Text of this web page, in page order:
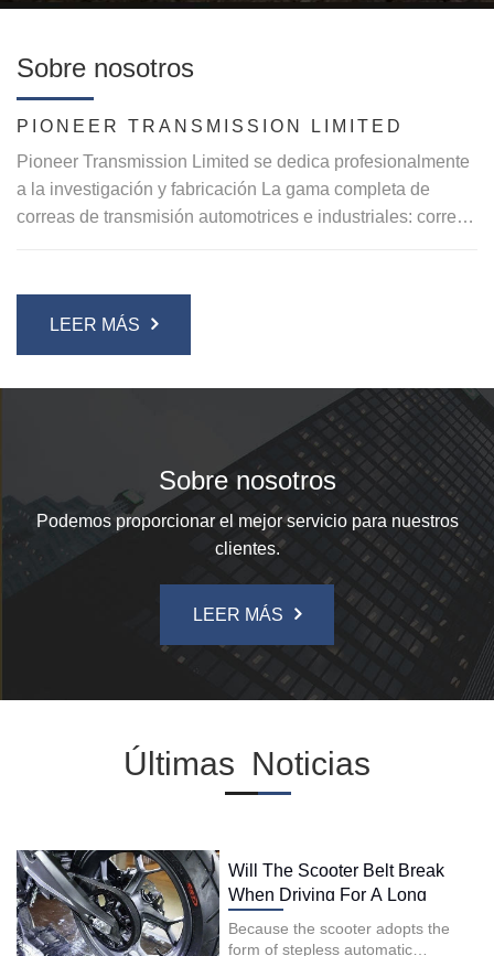
Sobre nosotros
PIONEER TRANSMISSION LIMITED
Pioneer Transmission Limited se dedica profesionalmente
a la investigación y fabricación La gama completa de
correas de transmisión automotrices e industriales: correas
La compañía tiene 20 años de experiencia en diseño y
desarrollo, centrándose en la alta calidad y el suministro
de correas de transmisión de potencia de valor de grado!
LEER MÁS
Sobre nosotros
Podemos proporcionar el mejor servicio para nuestros
clientes.
LEER MÁS
Últimas Noticias
Will The Scooter Belt Break
When Driving For A Long
Distance?
Because the scooter adopts the
form of stepless automatic